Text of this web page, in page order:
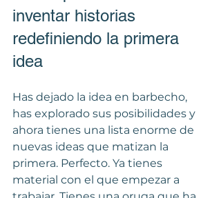
inventar historias
redefiniendo la primera
idea
Has dejado la idea en barbecho,
has explorado sus posibilidades y
ahora tienes una lista enorme de
nuevas ideas que matizan la
primera. Perfecto. Ya tienes
material con el que empezar a